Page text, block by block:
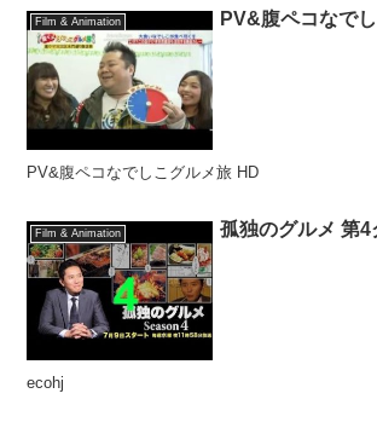
Film & Animation PV&腹ペコなで
PV&腹ペコなでしこグルメ旅 HD
Film & Animation 孤独のグルメ 第4
ecohj